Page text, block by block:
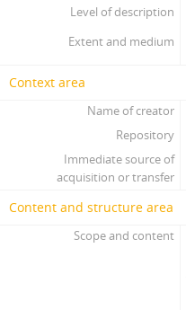
Level of description
Extent and medium
Context area
Name of creator
Repository
Immediate source of
acquisition or transfer
Content and structure area
Scope and content